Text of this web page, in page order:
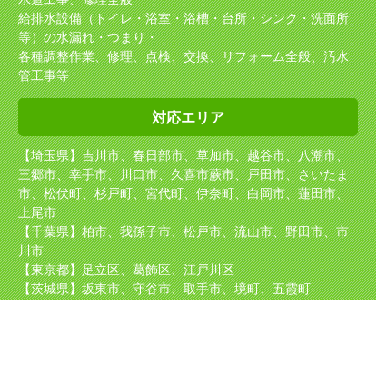
給排水設備（トイレ・浴室・浴槽・台所・シンク・洗面所
等）の水漏れ・つまり・
各種調整作業、修理、点検、交換、リフォーム全般、汚水
管工事等
対応エリア
【埼玉県】吉川市、春日部市、草加市、越谷市、八潮市、
三郷市、幸手市、川口市、久喜市蕨市、戸田市、さいたま
市、松伏町、杉戸町、宮代町、伊奈町、白岡市、蓮田市、
上尾市
【千葉県】柏市、我孫子市、松戸市、流山市、野田市、市
川市
【東京都】足立区、葛飾区、江戸川区
【茨城県】坂東市、守谷市、取手市、境町、五霞町